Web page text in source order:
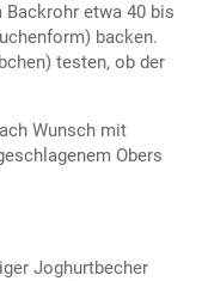
etwa 40 bis
backen.
testen, ob der
Wunsch mit
Obers
Joghurtbecher